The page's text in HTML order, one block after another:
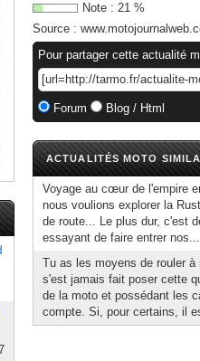
Note : 21 %
Source :
Pour partager cette actualité
Forum Blog / Html
ACTUALITÉS MOTO
Voyage au cœur de l'empire
nous voulions explorer la
de route... Le plus dur, c'est
essayant de faire entrer nos...
Tu as les moyens de rouler
s'est jamais fait poser cette
de la moto et possédant les
compte. Si, pour certains, il